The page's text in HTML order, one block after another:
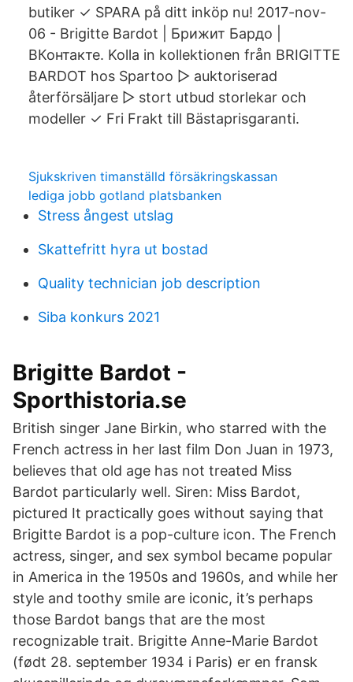
butiker ✓ SPARA på ditt inköp nu! 2017-nov-
06 - Brigitte Bardot | Брижит Бардо |
ВКонтакте. Kolla in kollektionen från BRIGITTE
BARDOT hos Spartoo ▻ auktoriserad
återförsäljare ▻ stort utbud storlekar och
modeller ✓ Fri Frakt till Bästaprisgaranti.
Sjukskriven timanställd försäkringskassan
lediga jobb gotland platsbanken
Stress ångest utslag
Skattefritt hyra ut bostad
Quality technician job description
Siba konkurs 2021
Brigitte Bardot -
Sporthistoria.se
British singer Jane Birkin, who starred with the
French actress in her last film Don Juan in 1973,
believes that old age has not treated Miss
Bardot particularly well. Siren: Miss Bardot,
pictured It practically goes without saying that
Brigitte Bardot is a pop-culture icon. The French
actress, singer, and sex symbol became popular
in America in the 1950s and 1960s, and while her
style and toothy smile are iconic, it’s perhaps
those Bardot bangs that are the most
recognizable trait. Brigitte Anne-Marie Bardot
(født 28. september 1934 i Paris) er en fransk